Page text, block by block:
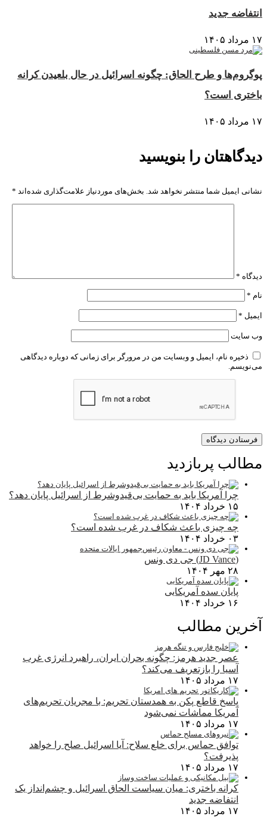
انتفاضه جدید
۱۷ مرداد ۱۴۰۵
پوگروم‌ها و طرح الحاق: چگونه اسرائیل در حال بلعیدن کرانه
باختری است؟
۱۷ مرداد ۱۴۰۵
دیدگاهتان را بنویسید
نشانی ایمیل شما منتشر نخواهد شد. بخش‌های موردنیاز علامت‌گذاری شده‌اند *
دیدگاه *
نام *
ایمیل *
وب‌ سایت
ذخیره نام، ایمیل و وبسایت من در مرورگر برای زمانی که دوباره دیدگاهی
می‌نویسم.
مطالب پربازدید
چرا آمریکا باید به حمایت بی‌قیدوشرط از اسرائیل پایان دهد؟
۱۵ خرداد ۱۴۰۴
چه چیزی باعث شکاف در غرب شده است؟
۰۳ خرداد ۱۴۰۴
(JD Vance) جی دی ونس
۲۸ مهر ۱۴۰۴
پایان سده آمریکایی
۱۶ خرداد ۱۴۰۴
آخرین مطالب
عصر جدید هرمز: چگونه بحران ایران، راهبرد انرژی غرب
آسیا را بازتعریف می‌کند؟
۱۷ مرداد ۱۴۰۵
پاسخ قاطع پکن به همدستان تحریم: با مجریان تحریم‌های
آمریکا مماشات نمی‌شود
۱۷ مرداد ۱۴۰۵
توافق حماس برای خلع سلاح: آیا اسرائیل صلح را خواهد
پذیرفت؟
۱۷ مرداد ۱۴۰۵
کرانه باختری: میان سیاست الحاق اسرائیل و چشم‌انداز یک
انتفاضه جدید
۱۷ مرداد ۱۴۰۵